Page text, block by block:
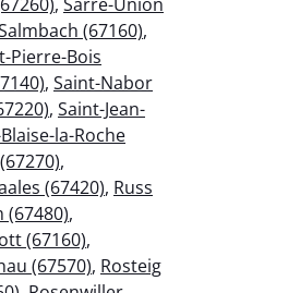
(67160),
Pierre-Bois
, Saint-Nabor
, Saint-Jean-
la-Roche
,
(67420), Russ
(67480),
(67160),
(67570), Rosteig